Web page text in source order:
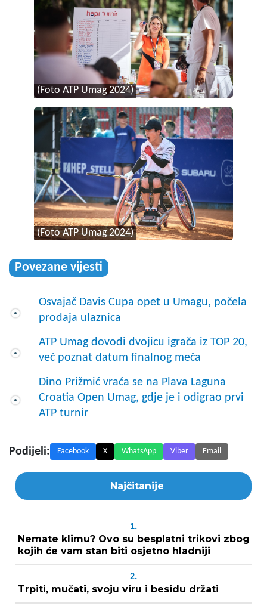
(Foto ATP Umag 2024)
(Foto ATP Umag 2024)
Povezane vijesti
Osvajač Davis Cupa opet u Umagu, počela
prodaja ulaznica
ATP Umag dovodi dvojicu igrača iz TOP 20,
već poznat datum finalnog meča
Dino Prižmić vraća se na Plava Laguna
Croatia Open Umag, gdje je i odigrao prvi
ATP turnir
Podijeli: Facebook X WhatsApp Viber Email
Najčitanije
1.
Nemate klimu? Ovo su besplatni trikovi zbog
kojih će vam stan biti osjetno hladniji
2.
Trpiti, mučati, svoju viru i besidu držati